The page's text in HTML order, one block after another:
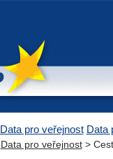
Data pro veřejnost Data
Data pro veřejnost>